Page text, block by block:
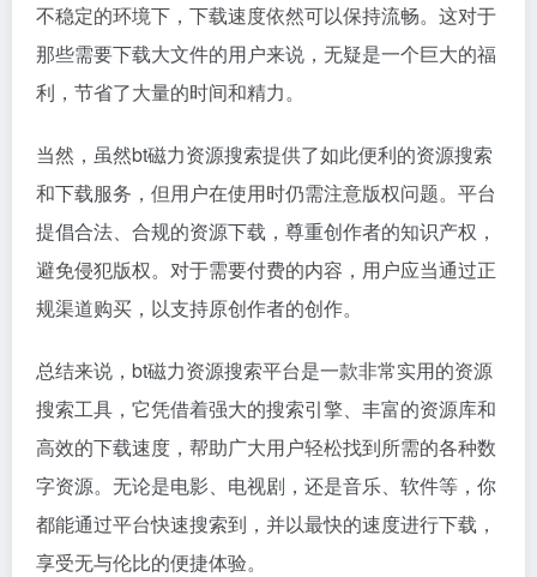
不稳定的环境下，下载速度依然可以保持流畅。这对于
那些需要下载大文件的用户来说，无疑是一个巨大的福
利，节省了大量的时间和精力。
当然，虽然bt磁力资源搜索提供了如此便利的资源搜索
和下载服务，但用户在使用时仍需注意版权问题。平台
提倡合法、合规的资源下载，尊重创作者的知识产权，
避免侵犯版权。对于需要付费的内容，用户应当通过正
规渠道购买，以支持原创作者的创作。
总结来说，bt磁力资源搜索平台是一款非常实用的资源
搜索工具，它凭借着强大的搜索引擎、丰富的资源库和
高效的下载速度，帮助广大用户轻松找到所需的各种数
字资源。无论是电影、电视剧，还是音乐、软件等，你
都能通过平台快速搜索到，并以最快的速度进行下载，
享受无与伦比的便捷体验。